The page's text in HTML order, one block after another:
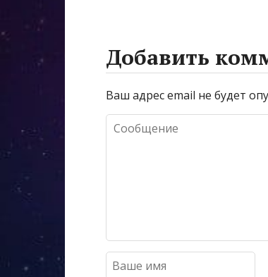
Добавить
Ваш адрес email не будет